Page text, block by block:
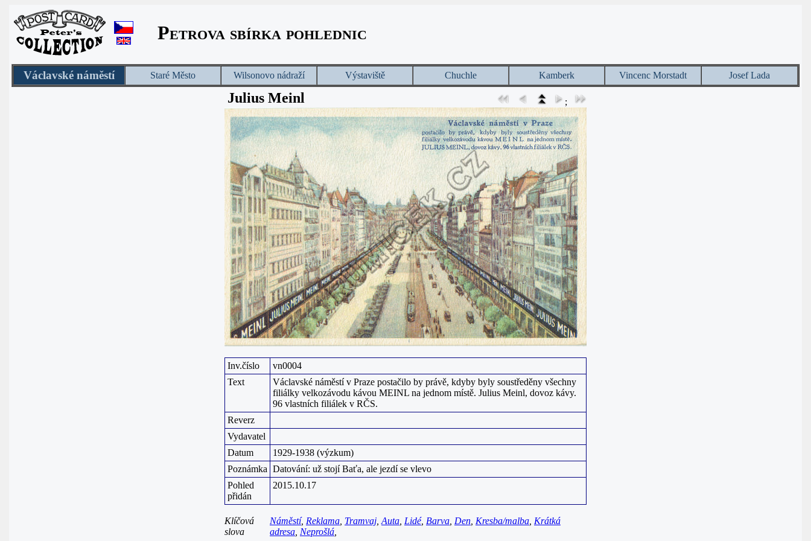
Petrova sbírka pohlednic
Václavské náměstí Staré Město Wilsonovo nádraží Výstaviště Chuchle Kamberk Vincenc Morstadt Josef Lada
Julius Meinl ;
Inv.číslo
vn0004
Text
Václavské náměstí v Praze postačilo by právě, kdyby byly soustředěny všechny
filiálky velkozávodu kávou MEINL na jednom místě. Julius Meinl, dovoz kávy.
96 vlastních filiálek v RČS.
Reverz
Vydavatel
Datum
1929-1938 (výzkum)
Poznámka Datování: už stojí Baťa, ale jezdí se vlevo
Pohled
přidán
2015.10.17
Klíčová
slova
Náměstí, Reklama Tramvaj Auta Lidé, Barva Den Kresba/malba Krátká
adresa Neprošlá